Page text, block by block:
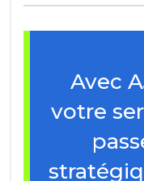
Avec
votre